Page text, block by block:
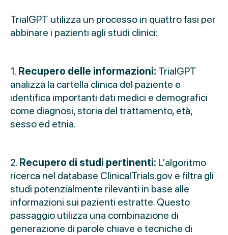
TrialGPT utilizza un processo in quattro fasi per
abbinare i pazienti agli studi clinici:
1. Recupero delle informazioni: TrialGPT
analizza la cartella clinica del paziente e
identifica importanti dati medici e demografici
come diagnosi, storia del trattamento, età,
sesso ed etnia.
2. Recupero di studi pertinenti: L'algoritmo
ricerca nel database ClinicalTrials.gov e filtra gli
studi potenzialmente rilevanti in base alle
informazioni sui pazienti estratte. Questo
passaggio utilizza una combinazione di
generazione di parole chiave e tecniche di